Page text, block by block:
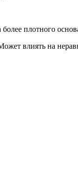
плотного
влиять на